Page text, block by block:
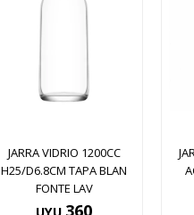
JARRA VIDRIO 1200CC
H25/D6.8CM TAPA BLAN
FONTE LAV